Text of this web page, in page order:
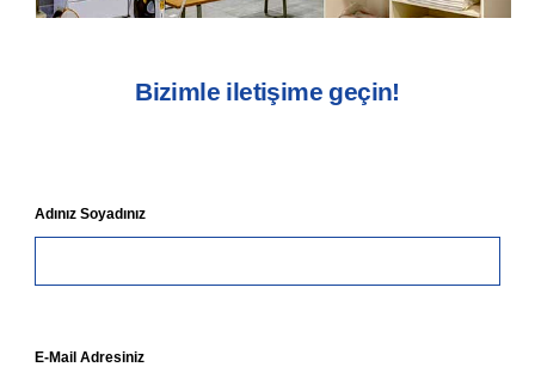
Bizimle iletişime geçin!
Adınız Soyadınız
E-Mail Adresiniz